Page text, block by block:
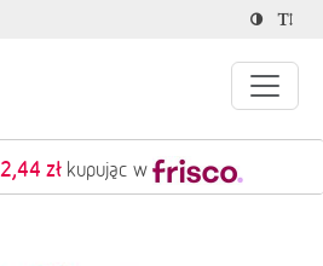
2,44 zł kupując w